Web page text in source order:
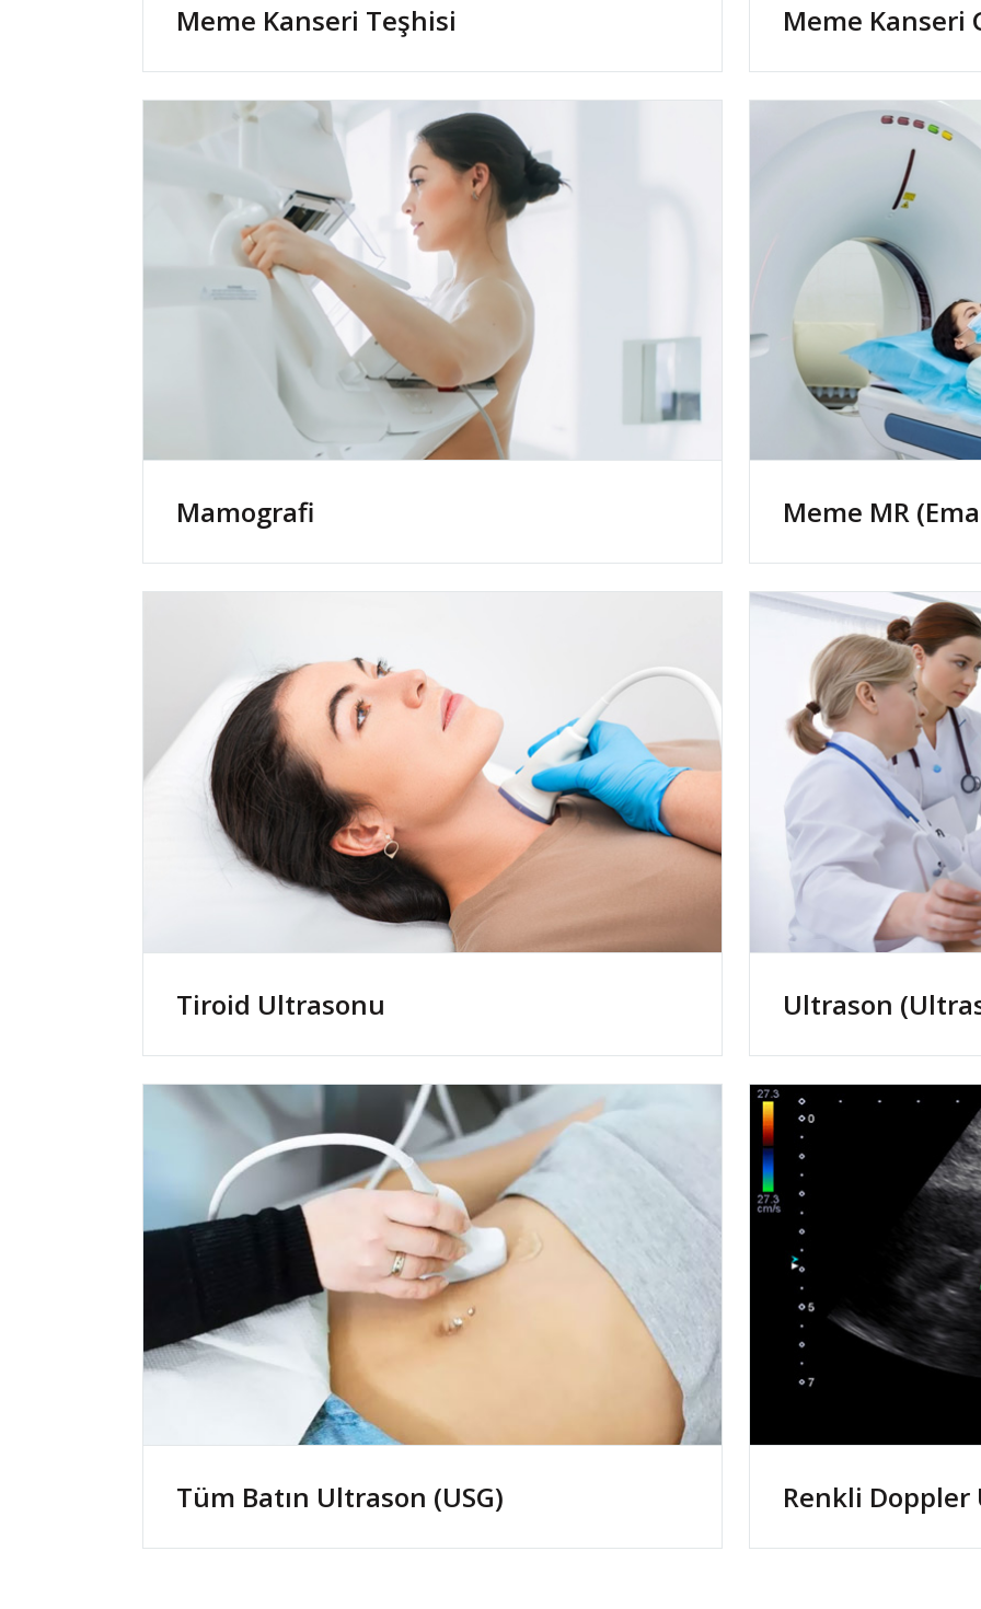
Meme Kanseri Teşhisi Meme Kanseri
Mamografi Meme MR
Tiroid Ultrasonu Ultrason
Tüm Batın Ultrason (USG) Renkli